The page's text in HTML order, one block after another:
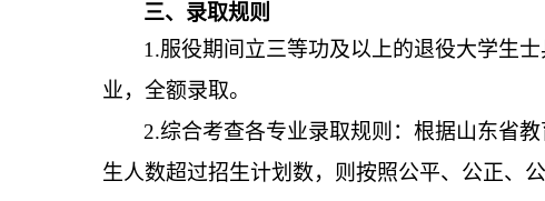
三、录取规则
1.服役期间立三等功及以上的退役大学生
业，全额录取。
2.综合考查各专业录取规则：根据山东省
生人数超过招生计划数，则按照公平、公正、